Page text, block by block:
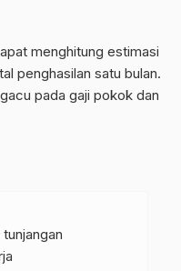
menghitung estimasi
penghasilan satu bulan.
pada gaji pokok dan